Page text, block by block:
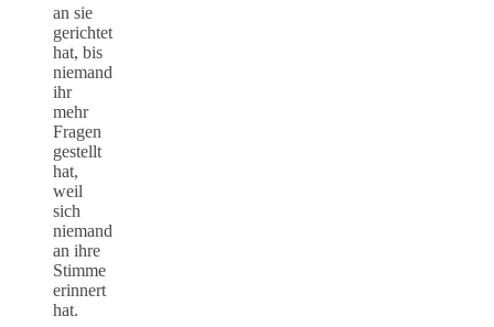
an sie
gerichtet
hat, bis
niemand
ihr
mehr
Fragen
gestellt
hat,
weil
sich
niemand
an ihre
Stimme
erinnert
hat.